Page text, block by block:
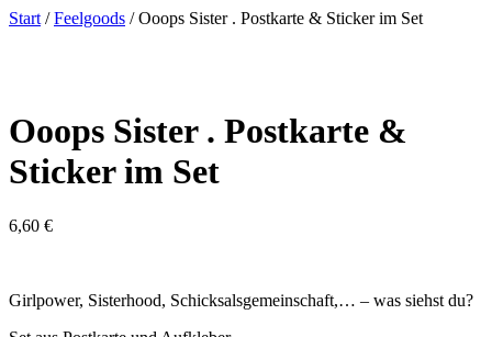
Start /Feelgoods / Ooops Sister . Postkarte & Sticker im Set
Ooops Sister . Postkarte &
Sticker im Set
6,60 €
Girlpower, Sisterhood, Schicksalsgemeinschaft,… – was siehst du?